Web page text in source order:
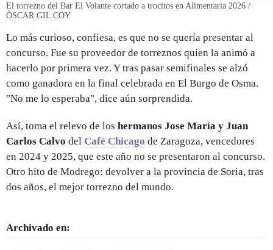
El torrezno del Bar El Volante cortado a trocitos en Alimentaria 2026 /
ÒSCAR GIL COY
Lo más curioso, confiesa, es que no se quería presentar al
concurso. Fue su proveedor de torreznos quien la animó a
hacerlo por primera vez. Y tras pasar semifinales se alzó
como ganadora en la final celebrada en El Burgo de Osma.
"No me lo esperaba", dice aún sorprendida.
Así, toma el relevo de los hermanos Jose María y Juan
Carlos Calvo del Café Chicago de Zaragoza, vencedores
en 2024 y 2025, que este año no se presentaron al concurso.
Otro hito de Modrego: devolver a la provincia de Soria, tras
dos años, el mejor torrezno del mundo.
Archivado en: